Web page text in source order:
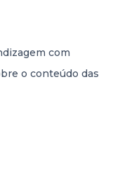
com
o conteúdo das